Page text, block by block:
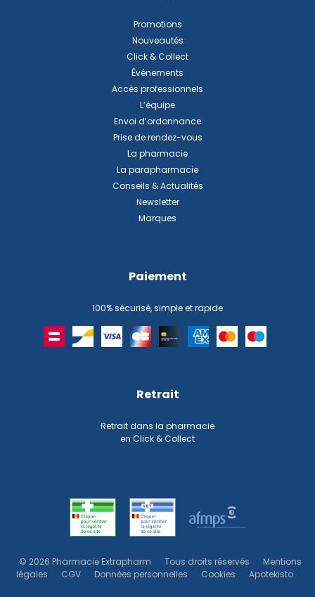
Promotions
Nouveautés
Click & Collect
Événements
Accès professionnels
L’équipe
Envoi d’ordonnance
Prise de rendez-vous
La pharmacie
La parapharmacie
Conseils & Actualités
Newsletter
Marques
Paiement
100% sécurisé, simple et rapide
Retrait
Retrait dans la pharmacie
en Click & Collect
© 2026 Pharmacie Extrapharm Tous droits réservés
Mentions
légales
CGV Données personnelles Cookies Apotekisto